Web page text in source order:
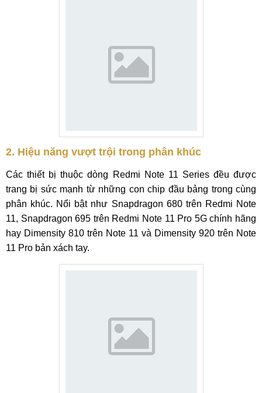
2. Hiệu năng vượt trội trong phân khúc
Các thiết bị thuộc dòng Redmi Note 11 Series đều được
trang bị sức mạnh từ những con chip đầu bảng trong cùng
phân khúc. Nổi bật như Snapdragon 680 trên Redmi Note
11, Snapdragon 695 trên Redmi Note 11 Pro 5G chính hãng
hay Dimensity 810 trên Note 11 và Dimensity 920 trên Note
11 Pro bản xách tay.